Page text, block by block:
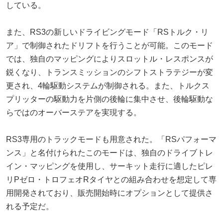
している。
また、RS3の新しいドライビングモード「RSトルク・リ
ア」で制御されたドリフトを行うことが可能。このモード
では、独自のマッピングによりスロットル・レスポンスが
鋭くなり、トランスミッションのシフトストラテジーが変
更され、4輪駆動システムが制御される。また、トルクス
プリッターの駆動力を片側の後輪に集中させ、後輪駆動な
らではのオーバーステアを実現する。
RS3専用のトラックモードも用意された。「RSパフォーマ
ンス」と名付けられたこのモードは、独自のドライブトレ
イン・マッピングを使用し、サーキット走行に適したピレ
リPゼロ・トロフェオRタイヤとの組み合わせを想定して専
用開発されており、販売開始時にオプションとして提供さ
れる予定だ。